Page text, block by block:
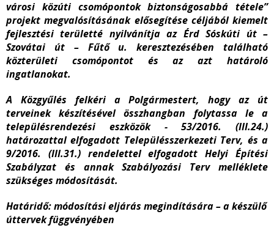
városi közúti csomópontok biztonságosabbá tétele”
projekt megvalósításának elősegítése céljából kiemelt
fejlesztési területté nyilvánítja az Érd Sóskúti út –
Szovátai út – Fűtő u. keresztezésében található
közterületi csomópontot és az azt határoló
ingatlanokat.
A Közgyűlés felkéri a Polgármestert, hogy az út
terveinek készítésével összhangban folytassa le a
településrendezési eszközök - 53/2016. (III.24.)
határozattal elfogadott Településszerkezeti Terv, és a
9/2016. (III.31.) rendelettel elfogadott Helyi Építési
Szabályzat és annak Szabályozási Terv melléklete
szükséges módosítását.
Határidő: módosítási eljárás megindítására – a készülő
úttervek függvényében